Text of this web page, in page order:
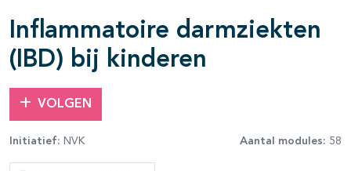
Inflammatoire darmziekten
(IBD) bij kinderen
VOLGEN
Initiatief: NVK Aantal modules: 58
openklappen